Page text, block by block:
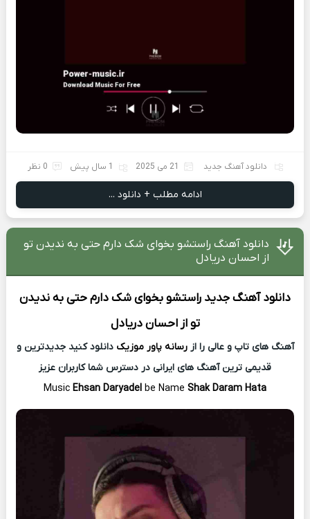
دانلود آهنگ جدید 21 می 2025 1 سال پیش 0 نظر
ادامه مطلب + دانلود ...
دانلود آهنگ راستشو بخوای شک دارم حتی به ندیدن تو
از احسان دریادل
دانلود آهنگ جدید راستشو بخوای شک دارم حتی به ندیدن
تو ازاحسان دریادل
آهنگ های تاپ و عالی را ازرسانه پاور موزیک دانلود کنید جدیدترین و
قدیمی ترین آهنگ های ایرانی در دسترس شما کاربران عزیز
Music Ehsan Daryadel be Name Shak Daram Hata